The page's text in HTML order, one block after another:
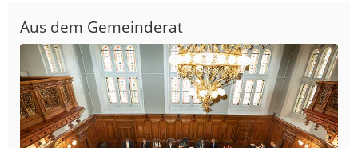
Aus dem Gemeinderat